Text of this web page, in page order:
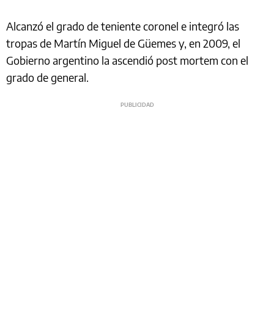
Alcanzó el grado de teniente coronel e integró las
tropas de Martín Miguel de Güemes y, en 2009, el
Gobierno argentino la ascendió post mortem con el
grado de general.